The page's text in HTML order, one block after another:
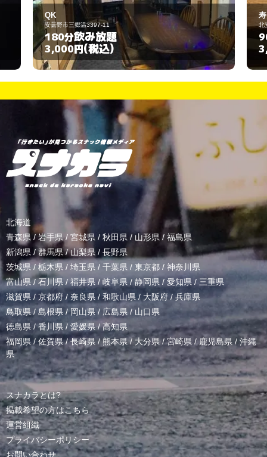
北安曇郡池田町会染6330-5
90分飲み放題
3,000円(税込)
北海道
青森県 / 岩手県/ 宮城県 / 秋田県 / 山形県/ 福島県
新潟県 /群馬県/山梨県 / 長野県
茨城県 / 栃木県 / 埼玉県 / 千葉県 / 東京都 / 神奈川県
富山県 /石川県/福井県/岐阜県 / 静岡県 / 愛知県 / 三重県
滋賀県 / 京都府 / 奈良県 / 和歌山県/ 大阪府 /兵庫県
鳥取県/ 島根県 /岡山県/ 広島県 / 山口県
徳島県 /香川県 / 愛媛県/高知県
福岡県/佐賀県/長崎県 /熊本県/ 大分県/宮崎県 /鹿児島県 / 沖縄
県
スナカラとは?
掲載希望の方はこちら
運営組織
プライバシーポリシー
お問い合わせ